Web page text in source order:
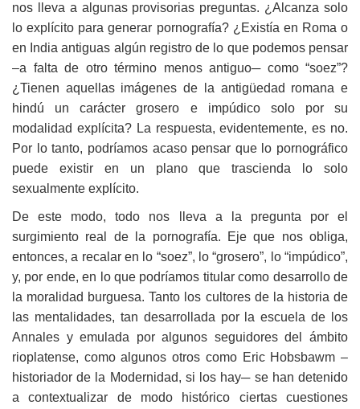
nos lleva a algunas provisorias preguntas. ¿Alcanza solo
lo explícito para generar pornografía? ¿Existía en Roma o
en India antiguas algún registro de lo que podemos pensar
–a falta de otro término menos antiguo─ como “soez”?
¿Tienen aquellas imágenes de la antigüedad romana e
hindú un carácter grosero e impúdico solo por su
modalidad explícita? La respuesta, evidentemente, es no.
Por lo tanto, podríamos acaso pensar que lo pornográfico
puede existir en un plano que trascienda lo solo
sexualmente explícito.
De este modo, todo nos lleva a la pregunta por el
surgimiento real de la pornografía. Eje que nos obliga,
entonces, a recalar en lo “soez”, lo “grosero”, lo “impúdico”,
y, por ende, en lo que podríamos titular como desarrollo de
la moralidad burguesa. Tanto los cultores de la historia de
las mentalidades, tan desarrollada por la escuela de los
Annales y emulada por algunos seguidores del ámbito
rioplatense, como algunos otros como Eric Hobsbawm –
historiador de la Modernidad, si los hay─ se han detenido
a contextualizar de modo histórico ciertas cuestiones